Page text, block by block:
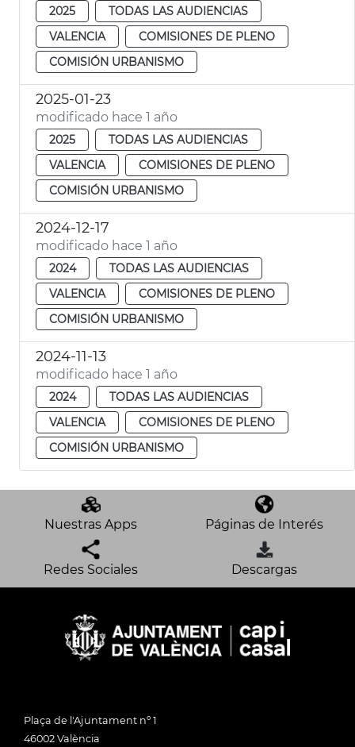
2025
TODAS LAS AUDIENCIAS
VALENCIA
COMISIONES DE PLENO
COMISIÓN URBANISMO
2025-01-23
modificado hace 1 año
2025
TODAS LAS AUDIENCIAS
VALENCIA
COMISIONES DE PLENO
COMISIÓN URBANISMO
2024-12-17
modificado hace 1 año
2024
TODAS LAS AUDIENCIAS
VALENCIA
COMISIONES DE PLENO
COMISIÓN URBANISMO
2024-11-13
modificado hace 1 año
2024
TODAS LAS AUDIENCIAS
VALENCIA
COMISIONES DE PLENO
COMISIÓN URBANISMO
Nuestras Apps Páginas de Interés
Redes Sociales Descargas
Plaça de l'Ajuntament nº 1
46002 València